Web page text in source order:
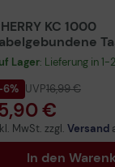
KC 1000
DE -
Lager: Lieferung in
6% UVP16,99 €
€
MwSt. zzgl. Versand
In den